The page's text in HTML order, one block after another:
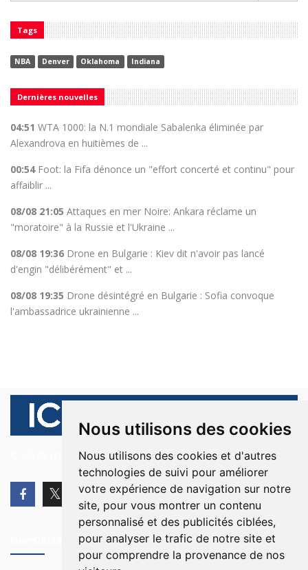
Nous utilisons des cookies
Nous utilisons des cookies et d'autres
technologies de suivi pour améliorer
votre expérience de navigation sur notre
site, pour vous montrer un contenu
personnalisé et des publicités ciblées,
pour analyser le trafic de notre site et
pour comprendre la provenance de nos
Tags
NBA Denver Oklahoma Indiana
Dernières nouvelles
04:51 WTA 1000: la N.1 mondiale Sabalenka éliminée par
Alexandrova en huitièmes de ...
00:54 Foot: la Fifa dénonce un "effort concerté et continu" pour
affaiblir ...
08/08 21:05 Attaques en mer Noire: Ankara réclame un
"moratoire" à la Russie et l'Ukraine ...
08/08 19:36 Drone en Bulgarie : Kiev dit n'avoir pas lancé
d'engin "délibérément" et ...
08/08 19:35 Drone désintégré en Bulgarie : Sofia convoque
l'ambassadrice ukrainienne ...
© 2026 Ici Beyrouth. Tous les droits sont réservés.